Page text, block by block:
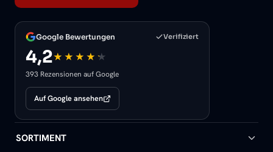
Google Bewertungen Verifiziert
4,2
393 Rezensionen auf Google
Auf Google ansehen
SORTIMENT